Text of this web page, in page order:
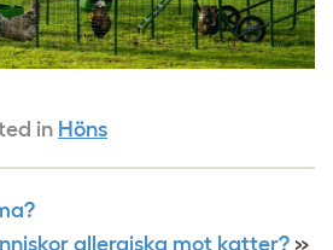
in Höns
allergiska mot katter? »